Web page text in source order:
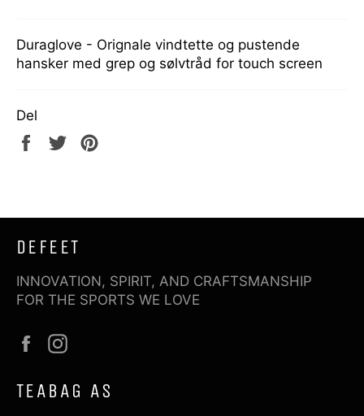
Duraglove - Orignale vindtette og pustende
hansker med grep og sølvtråd for touch screen
Del
Del
Tweet
DEFEET
INNOVATION, SPIRIT, AND CRAFTSMANSHIP
FOR THE SPORTS WE LOVE
Facebook
TEABAG AS